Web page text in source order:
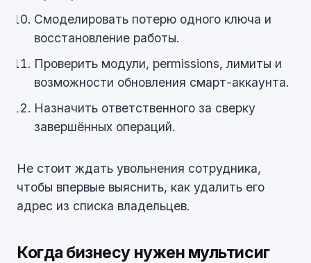
Смоделировать потерю одного ключа и
восстановление работы.
Проверить модули, permissions, лимиты и
возможности обновления смарт-аккаунта.
Назначить ответственного за сверку
завершённых операций.
Не стоит ждать увольнения сотрудника,
чтобы впервые выяснить, как удалить его
адрес из списка владельцев.
Когда бизнесу нужен мультисиг